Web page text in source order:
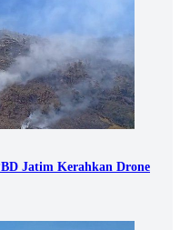
Jatim Kerahkan Drone